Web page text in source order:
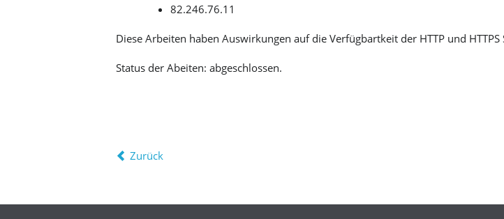
82.246.76.11
Diese Arbeiten haben Auswirkungen auf die Verfügbartkeit der HTTP und
Status der Abeiten: abgeschlossen.
Zurück